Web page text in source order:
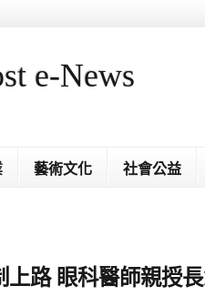
e-News
藝術文化 社會公益
上路 眼科醫師親授